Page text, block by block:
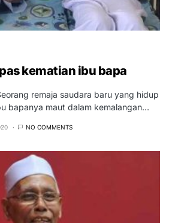
kematian ibu bapa
remaja saudara baru yang hidup
bapanya maut dalam kemalangan…
NO COMMENTS